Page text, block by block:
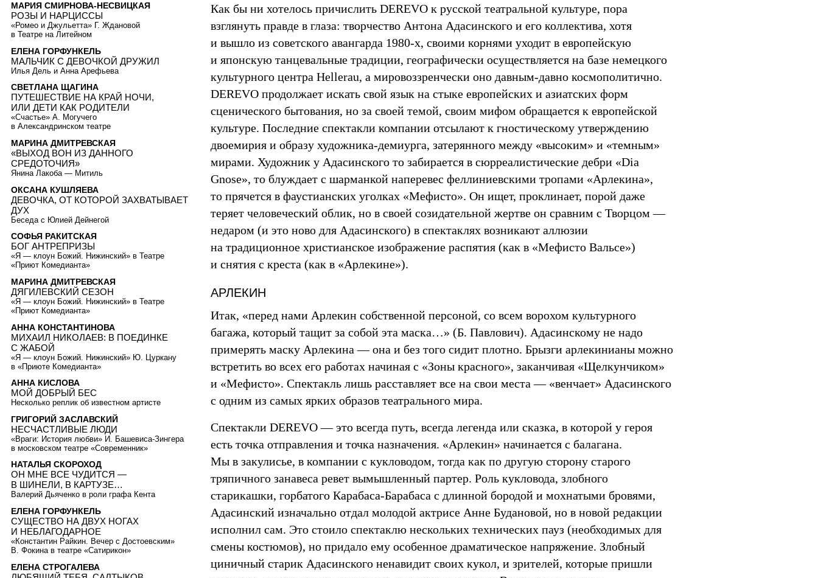
Как бы ни хотелось причислить DEREVO к русской театральной культуре, пора
взглянуть правде в глаза: творчество Антона Адасинского и его коллектива, хотя
и вышло из советского авангарда 1980-х, своими корнями уходит в европейскую
и японскую танцевальные традиции, географически осуществляется на базе немецкого
культурного центра Hellerau, а мировоззренчески оно давным-давно космополитично.
DEREVO продолжает искать свой язык на стыке европейских и азиатских форм
сценического бытования, но за своей темой, своим мифом обращается к европейской
культуре. Последние спектакли компании отсылают к гностическому утверждению
двоемирия и образу художника-демиурга, затерянного между «высоким» и «темным»
мирами. Художник у Адасинского то забирается в сюрреалистические дебри «Dia
Gnose», то блуждает c шарманкой наперевес феллиниевскими тропами «Арлекина»,
то прячется в фаустианских уголках «Мефисто». Он ищет, проклинает, порой даже
теряет человеческий облик, но в своей созидательной жертве он сравним c Творцом —
недаром (и это ново для Адасинского) в спектаклях возникают аллюзии
на традиционное христианское изображение распятия (как в «Мефисто Вальсе»)
и снятия c креста (как в «Арлекине»).
АРЛЕКИН
Итак, «перед нами Арлекин собственной персоной, со всем ворохом культурного
багажа, который тащит за собой эта маска…» (Б. Павлович). Адасинскому не надо
примерять маску Арлекина — она и без того сидит плотно. Брызги арлекинианы можно
встретить во всех его работах начиная c «Зоны красного», заканчивая «Щелкунчиком»
и «Мефисто». Спектакль лишь расставляет все на свои места — «венчает» Адасинского
c одним из самых ярких образов театрального мира.
Спектакли DEREVO — это всегда путь, всегда легенда или сказка, в которой у героя
есть точка отправления и точка назначения. «Арлекин» начинается c балагана.
Мы в закулисье, в компании c кукловодом, тогда как по другую сторону старого
тряпичного занавеса ревет вымышленный партер. Роль кукловода, злобного
старикашки, горбатого Карабаса-Барабаса c длинной бородой и мохнатыми бровями,
Адасинский изначально отдал молодой актрисе Анне Будановой, но в новой редакции
исполнил сам. Это стоило спектаклю нескольких технических пауз (необходимых для
смены костюмов), но придало ему особенное драматическое напряжение. Злобный
циничный старик Адасинского ненавидит своих кукол, и зрителей, которые пришли
МАРИЯ СМИРНОВА-НЕСВИЦКАЯ
РОЗЫ И НАРЦИССЫ
«Ромео и Джульетта» Г. Ждановой
в Театре на Литейном
ЕЛЕНА ГОРФУНКЕЛЬ
МАЛЬЧИК C ДЕВОЧКОЙ ДРУЖИЛ
Илья Дель и Анна Арефьева
СВЕТЛАНА ЩАГИНА
ПУТЕШЕСТВИЕ НА КРАЙ НОЧИ,
ИЛИ ДЕТИ КАК РОДИТЕЛИ
«Счастье» А. Могучего
в Александринском театре
МАРИНА ДМИТРЕВСКАЯ
«ВЫХОД ВОН ИЗ ДАННОГО
СРЕДОТОЧИЯ»
Янина Лакоба — Митиль
ОКСАНА КУШЛЯЕВА
ДЕВОЧКА, ОТ КОТОРОЙ ЗАХВАТЫВАЕТ
ДУХ
Беседа с Юлией Дейнегой
СОФЬЯ РАКИТСКАЯ
БОГ АНТРЕПРИЗЫ
«Я — клоун Божий. Нижинский» в Театре
«Приют Комедианта»
МАРИНА ДМИТРЕВСКАЯ
ДЯГИЛЕВСКИЙ СЕЗОН
«Я — клоун Божий. Нижинский» в Театре
«Приют Комедианта»
АННА КОНСТАНТИНОВА
МИХАИЛ НИКОЛАЕВ: В ПОЕДИНКЕ
C ЖАБОЙ
«Я — клоун Божий. Нижинский» Ю. Цуркану
в «Приюте Комедианта»
АННА КИСЛОВА
МОЙ ДОБРЫЙ БЕС
Несколько реплик об известном артисте
ГРИГОРИЙ ЗАСЛАВСКИЙ
НЕСЧАСТЛИВЫЕ ЛЮДИ
«Враги: История любви» И. Башевиса-Зингера
в московском театре «Современник»
НАТАЛЬЯ СКОРОХОД
ОН МНЕ ВСЕ ЧУДИТСЯ —
В ШИНЕЛИ, В КАРТУЗЕ…
Валерий Дьяченко в роли графа Кента
ЕЛЕНА ГОРФУНКЕЛЬ
СУЩЕСТВО НА ДВУХ НОГАХ
И НЕБЛАГОДАРНОЕ
«Константин Райкин. Вечер с Достоевским»
В. Фокина в театре «Сатирикон»
ЕЛЕНА СТРОГАЛЕВА